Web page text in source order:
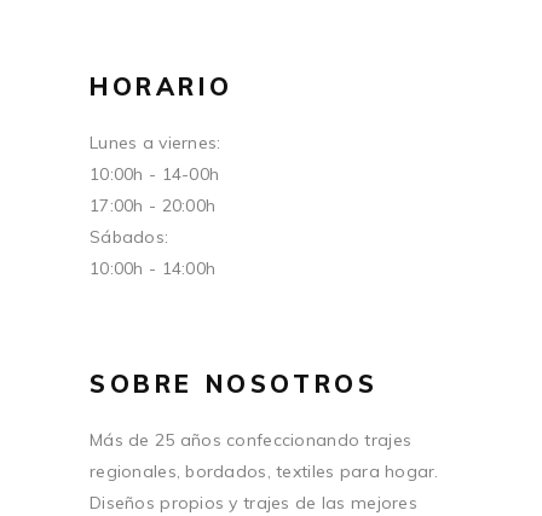
HORARIO
Lunes a viernes:
10:00h - 14-00h
17:00h - 20:00h
Sábados:
10:00h - 14:00h
SOBRE NOSOTROS
Más de 25 años confeccionando trajes
regionales, bordados, textiles para hogar.
Diseños propios y trajes de las mejores